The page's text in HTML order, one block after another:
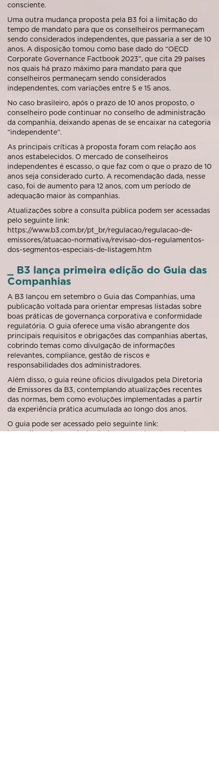
consciente.
Uma outra mudança proposta pela B3 foi a limitação do
tempo de mandato para que os conselheiros permaneçam
sendo considerados independentes, que passaria a ser de 10
anos. A disposição tomou como base dado do “OECD
Corporate Governance Factbook 2023”, que cita 29 países
nos quais há prazo máximo para mandato para que
conselheiros permaneçam sendo considerados
independentes, com variações entre 5 e 15 anos.
No caso brasileiro, após o prazo de 10 anos proposto, o
conselheiro pode continuar no conselho de administração
da companhia, deixando apenas de se encaixar na categoria
“independente”.
As principais críticas à proposta foram com relação aos
anos estabelecidos. O mercado de conselheiros
independentes é escasso, o que faz com o que o prazo de 10
anos seja considerado curto. A recomendação dada, nesse
caso, foi de aumento para 12 anos, com um período de
adequação maior às companhias.
Atualizações sobre a consulta pública podem ser acessadas
pelo seguinte link:
https://www.b3.com.br/pt_br/regulacao/regulacao-de-
emissores/atuacao-normativa/revisao-dos-regulamentos-
dos-segmentos-especiais-de-listagem.htm
_ B3 lança primeira edição do Guia das
Companhias
A B3 lançou em setembro o Guia das Companhias, uma
publicação voltada para orientar empresas listadas sobre
boas práticas de governança corporativa e conformidade
regulatória. O guia oferece uma visão abrangente dos
principais requisitos e obrigações das companhias abertas,
cobrindo temas como divulgação de informações
relevantes, compliance, gestão de riscos e
responsabilidades dos administradores.
Além disso, o guia reúne ofícios divulgados pela Diretoria
de Emissores da B3, contemplando atualizações recentes
das normas, bem como evoluções implementadas a partir
da experiência prática acumulada ao longo dos anos.
O guia pode ser acessado pelo seguinte link:
https://www.b3.com.br/pt_br/regulacao/regulacao-de-